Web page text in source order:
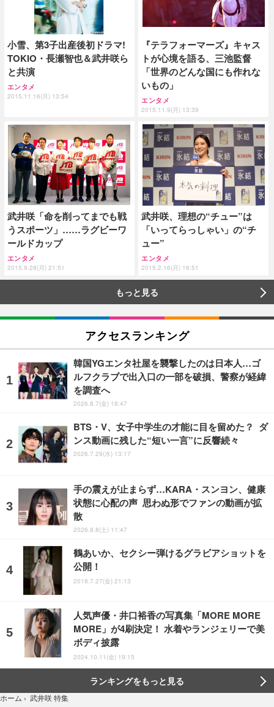
小雪、第3子出産後初ドラマ!
TOKIO・長瀬智也＆武井咲ら
と共演
エンタメ
2015.11.16(月) 13:54
『テラフォーマーズ』キャス
トが心境を語る、三池監督
「世界のどんな国にも作れな
いもの」
エンタメ
2015.11.9(月) 13:39
武井咲「命を削ってまでも戦
うスポーツ」……ラグビーワ
ールドカップ
エンタメ
2015.9.28(月) 21:51
武井咲、理想の“チュー”は
「いってらっしゃい」の“チ
ュー”
エンタメ
2015.2.16(月) 16:51
もっと見る
アクセスランキング
韓国YGエンタ社屋を襲撃したのは日本人…ゴ
ルフクラブで出入口の一部を破損、警察が経緯
を調査へ
2026.8.7(金) 18:47
BTS・V、女子中学生の才能に目を留めた？ ダ
ンス動画に残した“短い一言”に反響続々
2026.7.29(水) 13:17
手の震えが止まらず…KARA・スンヨン、健康
状態に心配の声 思わぬ形でファンの動画が拡
散
2026.8.8(土) 11:47
鶴あいか、セクシー弾けるグラビアショットを
公開！
2018.7.27(金) 21:13
人気声優・井口裕香の写真集「MORE MORE
MORE」が4刷決定！ 水着やランジェリーで美
ボディ披露
2024.10.11(金) 19:15
ランキングをもっと見る
ホーム › 武井咲 特集